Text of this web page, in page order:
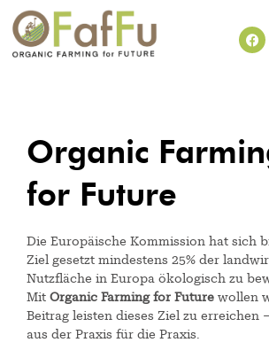
Organic
for Future
Die Europäische Kommission hat sich
Ziel gesetzt mindestens 25% der
Nutzfläche in Europa ökologisch zu
Mit Organic Farming for Future wollen
Beitrag leisten dieses Ziel zu erreichen
aus der Praxis für die Praxis.